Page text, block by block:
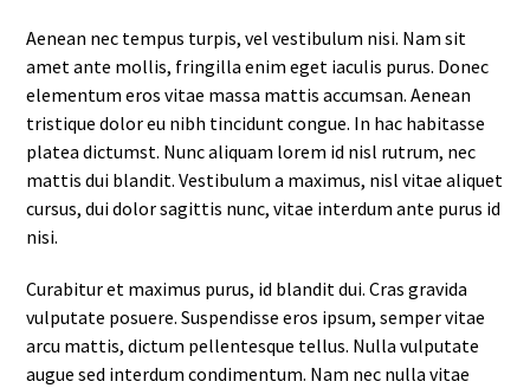
Aenean nec tempus turpis, vel vestibulum nisi. Nam sit
amet ante mollis, fringilla enim eget iaculis purus. Donec
elementum eros vitae massa mattis accumsan. Aenean
tristique dolor eu nibh tincidunt congue. In hac habitasse
platea dictumst. Nunc aliquam lorem id nisl rutrum, nec
mattis dui blandit. Vestibulum a maximus, nisl vitae aliquet
cursus, dui dolor sagittis nunc, vitae interdum ante purus id
nisi.
Curabitur et maximus purus, id blandit dui. Cras gravida
vulputate posuere. Suspendisse eros ipsum, semper vitae
arcu mattis, dictum pellentesque tellus. Nulla vulputate
augue sed interdum condimentum. Nam nec nulla vitae